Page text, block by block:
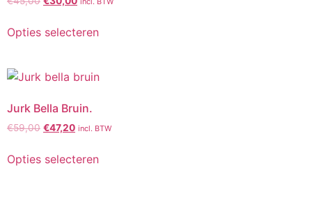
Opties selecteren
Jurk Bella Bruin.
€59,00 €47,20 incl. BTW
Opties selecteren